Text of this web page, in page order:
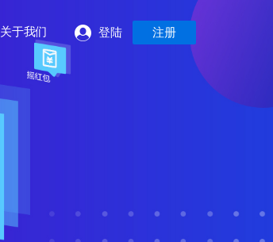
关于我们 登陆 注册